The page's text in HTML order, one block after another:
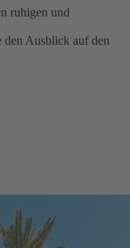
ruhigen und
den Ausblick auf den